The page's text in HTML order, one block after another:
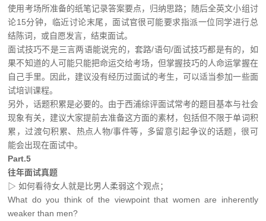
使用考场所准备的纸笔记录答案要点，归纳思路；随后全英文小组讨
论15分钟，临近讨论末尾，面试官很可能要求指派一位同学进行总
结陈词，或自愿发言，结束面试。
面试技巧不是三言两语能说完的，套路/语句/面试技巧都是有的，如
果不知道的人可能只能把命运交给考场，但掌握技巧的人命运掌握在
自己手里。因此，建议没有经历过面试的考生，可以适当参加一些面
试培训课程。
另外，话题积累是必要的。由于西浦综评面试常考的题目基本与社会
现象有关，建议大家提前去准备这方面的素材，包括但不限于单词积
累，过渡句积累、热点人物/事件等，多留意引起争议的话题，很可
能会出现在面试中。
Part.5
往年面试真题
▷如何看待女人就是比男人柔弱这个观点；
What do you think of the viewpoint that women are inherently
weaker than men?